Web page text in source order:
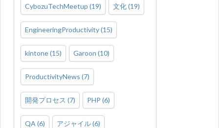
CybozuTechMeetup (19) 文化(19)
EngineeringProductivity(15)
kintone(15) Garoon (10)
ProductivityNews (7)
開発プロセス (7) PHP (6)
QA (6) アジャイル(6)